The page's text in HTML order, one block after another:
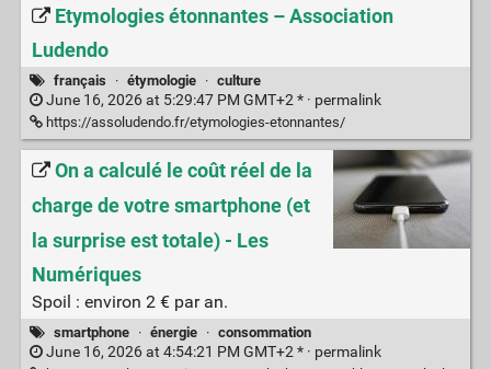
Etymologies étonnantes – Association
Ludendo
français · étymologie · culture
June 16, 2026 at 5:29:47 PM GMT+2 * · permalink
https://assoludendo.fr/etymologies-etonnantes/
On a calculé le coût réel de la
charge de votre smartphone (et
la surprise est totale) - Les
Numériques
Spoil : environ 2 € par an.
smartphone · énergie · consommation
June 16, 2026 at 4:54:21 PM GMT+2 * · permalink